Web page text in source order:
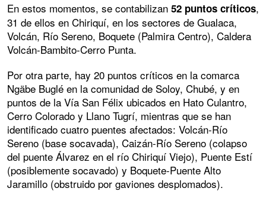
En estos momentos, se contabilizan 52 puntos críticos,
31 de ellos en Chiriquí, en los sectores de Gualaca,
Volcán, Río Sereno, Boquete (Palmira Centro), Caldera
Volcán-Bambito-Cerro Punta.
Por otra parte, hay 20 puntos críticos en la comarca
Ngäbe Buglé en la comunidad de Soloy, Chubé, y en
puntos de la Vía San Félix ubicados en Hato Culantro,
Cerro Colorado y Llano Tugrí, mientras que se han
identificado cuatro puentes afectados: Volcán-Río
Sereno (base socavada), Caizán-Río Sereno (colapso
del puente Álvarez en el río Chiriquí Viejo), Puente Estí
(posiblemente socavado) y Boquete-Puente Alto
Jaramillo (obstruido por gaviones desplomados).